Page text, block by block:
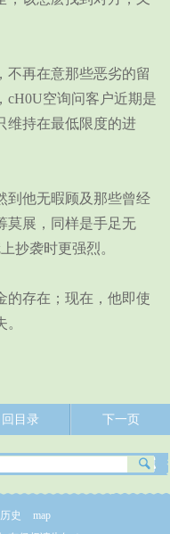
再在意那些恶劣的留
cH0U空询问客户近期是
维持在最低限度的进
他无暇顾及那些曾经
莫展，同样是手足无
抄袭时更强烈。
存在；现在，他即使
回目录 下一页
史
map